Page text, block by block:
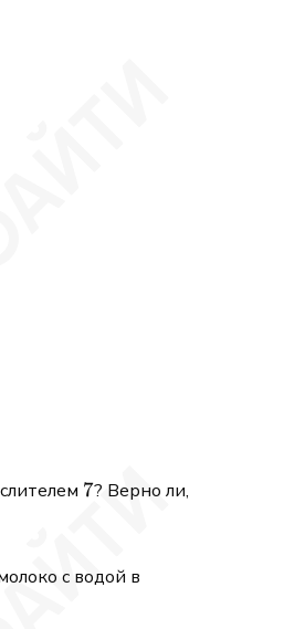
\;x = x\;-
7
7? Верно ли,
с водой в